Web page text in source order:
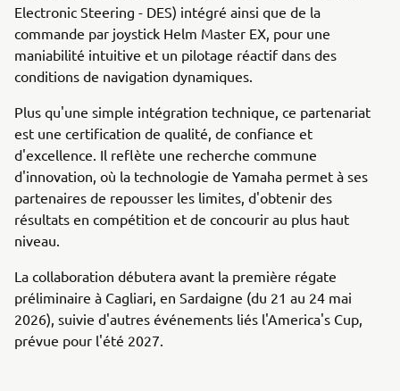
Electronic Steering - DES) intégré ainsi que de la
commande par joystick Helm Master EX, pour une
maniabilité intuitive et un pilotage réactif dans des
conditions de navigation dynamiques.
Plus qu'une simple intégration technique, ce partenariat
est une certification de qualité, de confiance et
d'excellence. Il reflète une recherche commune
d'innovation, où la technologie de Yamaha permet à ses
partenaires de repousser les limites, d'obtenir des
résultats en compétition et de concourir au plus haut
niveau.
La collaboration débutera avant la première régate
préliminaire à Cagliari, en Sardaigne (du 21 au 24 mai
2026), suivie d'autres événements liés l'America's Cup,
prévue pour l'été 2027.